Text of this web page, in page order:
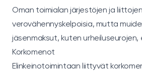
Oman toimialan järjestöjen ja
verovähennyskelpoisia, mutta
jäsenmaksut, kuten urheiluseurojen,
Korkomenot
Elinkeinotoimintaan liittyvät